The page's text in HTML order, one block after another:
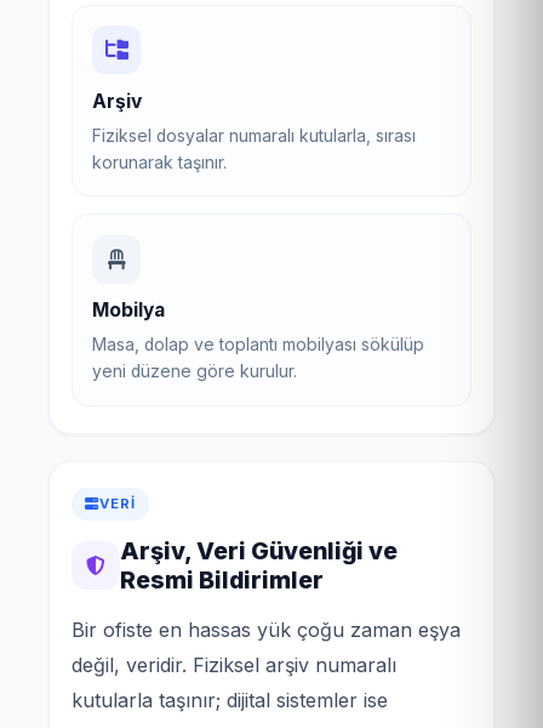
Arşiv
Fiziksel dosyalar numaralı kutularla, sırası
korunarak taşınır.
Mobilya
Masa, dolap ve toplantı mobilyası sökülüp
yeni düzene göre kurulur.
VERI
Arşiv, Veri Güvenliği ve
Resmi Bildirimler
Bir ofiste en hassas yük çoğu zaman eşya
değil, veridir. Fiziksel arşiv numaralı
kutularla taşınır; dijital sistemler ise